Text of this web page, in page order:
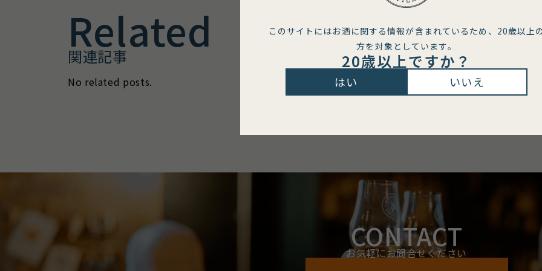
Related
関連記事
No related posts.
CONTACT
お気軽にお問合せください
このサイトにはお酒に関する情報が含まれているため、 20歳以上
方を対象としています。
20歳以上ですか？
はい いいえ